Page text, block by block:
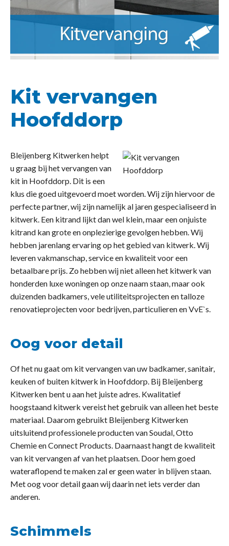
Kit vervangen
Hoofddorp
Bleijenberg Kitwerken helpt
u graag bij het vervangen van
kit in Hoofddorp. Dit is een
klus die goed uitgevoerd moet worden. Wij zijn hiervoor de
perfecte partner, wij zijn namelijk al jaren gespecialiseerd in
kitwerk. Een kitrand lijkt dan wel klein, maar een onjuiste
kitrand kan grote en onplezierige gevolgen hebben. Wij
hebben jarenlang ervaring op het gebied van kitwerk. Wij
leveren vakmanschap, service en kwaliteit voor een
betaalbare prijs. Zo hebben wij niet alleen het kitwerk van
honderden luxe woningen op onze naam staan, maar ook
duizenden badkamers, vele utiliteitsprojecten en talloze
renovatieprojecten voor bedrijven, particulieren en VvE`s.
Oog voor detail
Of het nu gaat om kit vervangen van uw badkamer, sanitair,
keuken of buiten kitwerk in Hoofddorp. Bij Bleijenberg
Kitwerken bent u aan het juiste adres. Kwalitatief
hoogstaand kitwerk vereist het gebruik van alleen het beste
materiaal. Daarom gebruikt Bleijenberg Kitwerken
uitsluitend professionele producten van Soudal, Otto
Chemie en Connect Products. Daarnaast hangt de kwaliteit
van kit vervangen af van het plaatsen. Door hem goed
wateraflopend te maken zal er geen water in blijven staan.
Met oog voor detail gaan wij daarin net iets verder dan
anderen.
Schimmels